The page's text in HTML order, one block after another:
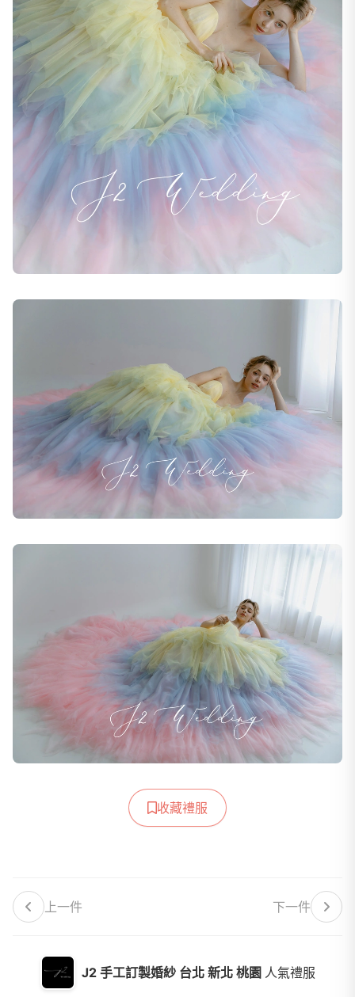
收藏禮服
上一件 下一件
J2 手工訂製婚紗 台北 新北 桃園 人氣禮服